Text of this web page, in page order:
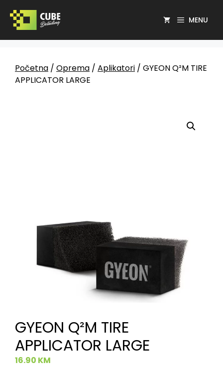
MENU
Početna / Oprema / Aplikatori / GYEON Q²M TIRE
APPLICATOR LARGE
GYEON Q²M TIRE
APPLICATOR LARGE
16.90 KM